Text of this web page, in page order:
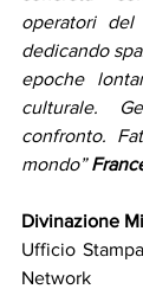
operatori del
dedicando
epoche
culturale.
confronto.
mondo”
Divinazione
Ufficio
Network